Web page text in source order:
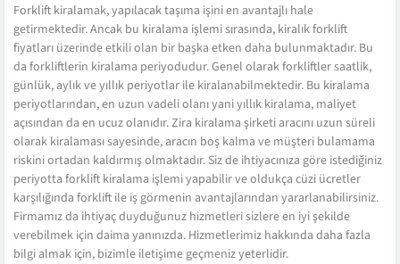
Forklift kiralamak, yapılacak taşıma işini en avantajlı hale
getirmektedir. Ancak bu kiralama işlemi sırasında, kiralık forklift
fiyatları üzerinde etkili olan bir başka etken daha bulunmaktadır. Bu
da forkliftlerin kiralama periyodudur. Genel olarak forkliftler saatlik,
günlük, aylık ve yıllık periyotlar ile kiralanabilmektedir. Bu kiralama
periyotlarından, en uzun vadeli olanı yani yıllık kiralama, maliyet
açısından da en ucuz olanıdır. Zira kiralama şirketi aracını uzun süreli
olarak kiralaması sayesinde, aracın boş kalma ve müşteri bulamama
riskini ortadan kaldırmış olmaktadır. Siz de ihtiyacınıza göre istediğiniz
periyotta forklift kiralama işlemi yapabilir ve oldukça cüzi ücretler
karşılığında forklift ile iş görmenin avantajlarından yararlanabilirsiniz.
Firmamız da ihtiyaç duyduğunuz hizmetleri sizlere en iyi şekilde
verebilmek için daima yanınızda. Hizmetlerimiz hakkında daha fazla
bilgi almak için, bizimle iletişime geçmeniz yeterlidir.